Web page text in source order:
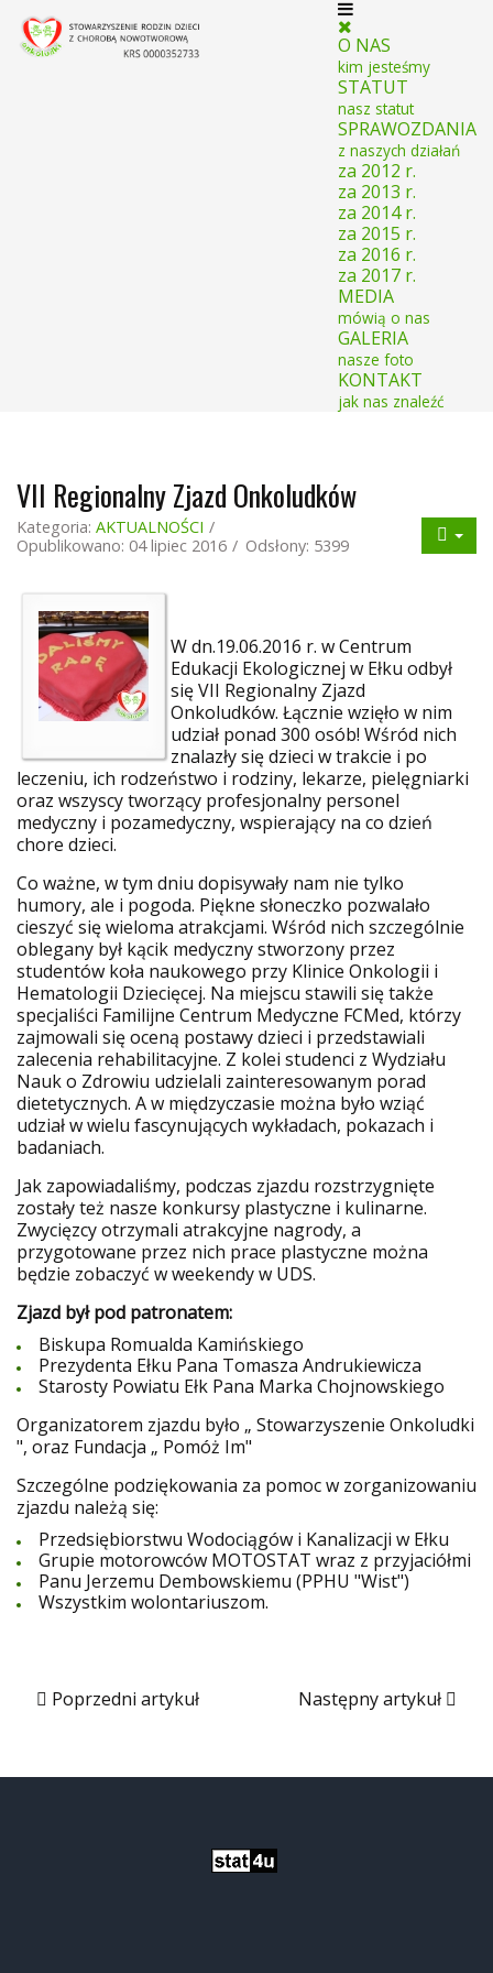
O NAS
kim jesteśmy
STATUT
nasz statut
SPRAWOZDANIA
z naszych działań
za 2012 r.
za 2013 r.
za 2014 r.
za 2015 r.
za 2016 r.
za 2017 r.
MEDIA
mówią o nas
GALERIA
nasze foto
KONTAKT
jak nas znaleźć
VII Regionalny Zjazd Onkoludków
Kategoria: AKTUALNOŚCI
Opublikowano: 04 lipiec 2016
Odsłony: 5399
W dn.19.06.2016 r. w Centrum
Edukacji Ekologicznej w Ełku odbył
się VII Regionalny Zjazd
Onkoludków. Łącznie wzięło w nim
udział ponad 300 osób! Wśród nich
znalazły się dzieci w trakcie i po
leczeniu, ich rodzeństwo i rodziny, lekarze, pielęgniarki
oraz wszyscy tworzący profesjonalny personel
medyczny i pozamedyczny, wspierający na co dzień
chore dzieci.
Co ważne, w tym dniu dopisywały nam nie tylko
humory, ale i pogoda. Piękne słoneczko pozwalało
cieszyć się wieloma atrakcjami. Wśród nich szczególnie
oblegany był kącik medyczny stworzony przez
studentów koła naukowego przy Klinice Onkologii i
Hematologii Dziecięcej. Na miejscu stawili się także
specjaliści Familijne Centrum Medyczne FCMed, którzy
zajmowali się oceną postawy dzieci i przedstawiali
zalecenia rehabilitacyjne. Z kolei studenci z Wydziału
Nauk o Zdrowiu udzielali zainteresowanym porad
dietetycznych. A w międzyczasie można było wziąć
udział w wielu fascynujących wykładach, pokazach i
badaniach.
Jak zapowiadaliśmy, podczas zjazdu rozstrzygnięte
zostały też nasze konkursy plastyczne i kulinarne.
Zwycięzcy otrzymali atrakcyjne nagrody, a
przygotowane przez nich prace plastyczne można
będzie zobaczyć w weekendy w UDS.
Zjazd był pod patronatem:
Biskupa Romualda Kamińskiego
Prezydenta Ełku Pana Tomasza Andrukiewicza
Starosty Powiatu Ełk Pana Marka Chojnowskiego
Organizatorem zjazdu było „ Stowarzyszenie Onkoludki
", oraz Fundacja „ Pomóż Im"
Szczególne podziękowania za pomoc w zorganizowaniu
zjazdu należą się:
Przedsiębiorstwu Wodociągów i Kanalizacji w Ełku
Grupie motorowców MOTOSTAT wraz z przyjaciółmi
Panu Jerzemu Dembowskiemu (PPHU "Wist")
Wszystkim wolontariuszom.
Poprzedni artykuł Następny artykuł